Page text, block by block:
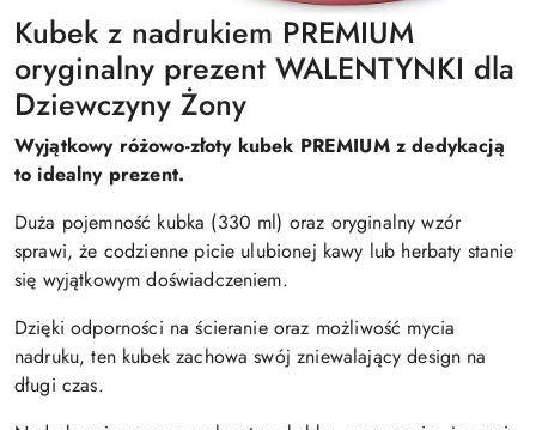
Kubek z nadrukiem PREMIUM
oryginalny prezent WALENTYNKI dla
Dziewczyny Żony
Wyjątkowy różowo-złoty kubek PREMIUM z dedykacją
to idealny prezent.
Duża pojemność kubka (330 ml) oraz oryginalny wzór
sprawi, że codzienne picie ulubionej kawy lub herbaty stanie
się wyjątkowym doświadczeniem.
Dzięki odporności na ścieranie oraz możliwość mycia
nadruku, ten kubek zachowa swój zniewalający design na
długi czas.